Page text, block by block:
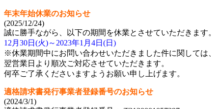
年末年始休業のお知らせ
(2025/12/24)
誠に勝手ながら、以下の期間を休業とさせていただきます。
12月30日(火)～2023年1月4日(日)
※休業期間中にお問い合わせいただきました件に関しては、
翌営業日より順次ご対応させていただきます。
何卒ご了承くださいますようお願い申し上げます。
適格請求書発行事業者登録番号のお知らせ
(2024/3/1)